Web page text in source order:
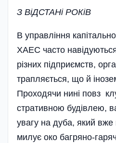
З ВiДСТАНi РОКiВ
В управління
ХАЕС часто
різних підприємств,
трапляється, що й
Проходячи нині повз
стративною будівлею,
увагу на дуба, який вже
милує око баг­ряно-